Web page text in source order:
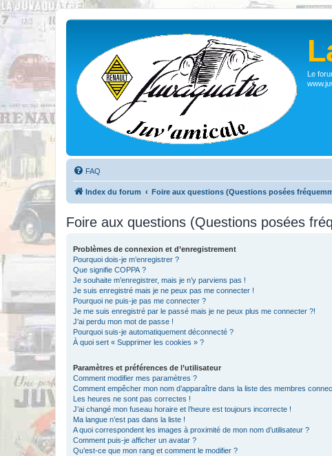
Le
FAQ
Index du forum Foire aux questions (Questions posées
Foire aux questions (Questions posées
Problèmes de connexion et d’enregistrement
Pourquoi dois-je m’enregistrer ?
Que signifie COPPA ?
Je souhaite m’enregistrer, mais je n’y parviens pas !
Je suis enregistré mais je ne peux pas me connecter !
Pourquoi ne puis-je pas me connecter ?
Je me suis enregistré par le passé mais je ne peux plus me connecter ?!
J’ai perdu mon mot de passe !
Pourquoi suis-je automatiquement déconnecté ?
À quoi sert « Supprimer les cookies » ?
Paramètres et préférences de l’utilisateur
Comment modifier mes paramètres ?
Comment empêcher mon nom d’apparaître dans la liste des membres
Les heures ne sont pas correctes !
J’ai changé mon fuseau horaire et l’heure est toujours incorrecte !
Ma langue n’est pas dans la liste !
A quoi correspondent les images à proximité de mon nom d’utilisateur ?
Comment puis-je afficher un avatar ?
Qu’est-ce que mon rang et comment le modifier ?